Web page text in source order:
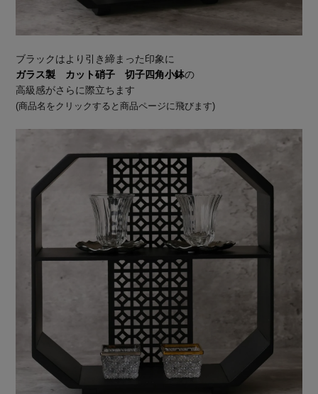
ブラックはより引き締まった印象に
ガラス製 カット硝子 切子四角小鉢の
高級感がさらに際立ちます
(商品名をクリックすると商品ページに飛びます)